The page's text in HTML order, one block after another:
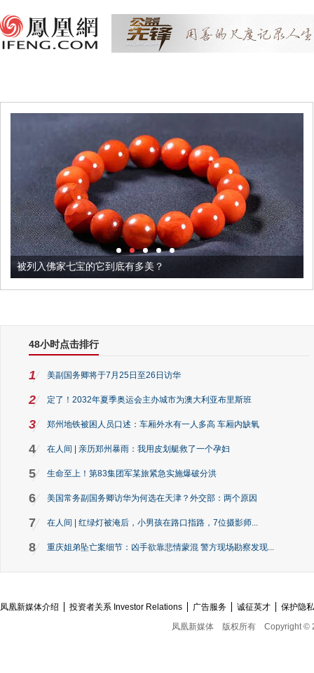
被列入佛家七宝的它到底有多美？
48小时点击排行
1 美副国务卿将于7月25日至26日访华
2 定了！2032年夏季奥运会主办城市为澳大利亚布里斯班
3 郑州地铁被困人员口述：车厢外水有一人多高 车厢内缺氧
4 在人间 | 亲历郑州暴雨：我用皮划艇救了一个孕妇
5 生命至上！第83集团军某旅紧急实施爆破分洪
6 美国常务副国务卿访华为何选在天津？外交部：两个原因
7 在人间 | 红绿灯被淹后，小男孩在路口指路，7位摄影师...
8 重庆姐弟坠亡案细节：凶手欲靠悲情蒙混 警方现场勘察发现...
凤凰新媒体介绍 投资者关系 Investor Relations 广告服务 诚征英才
保护隐
凤凰新媒体
版权所有 Copyright ©